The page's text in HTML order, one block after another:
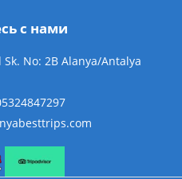
с нами
Sk. No: 2B Alanya/Antalya